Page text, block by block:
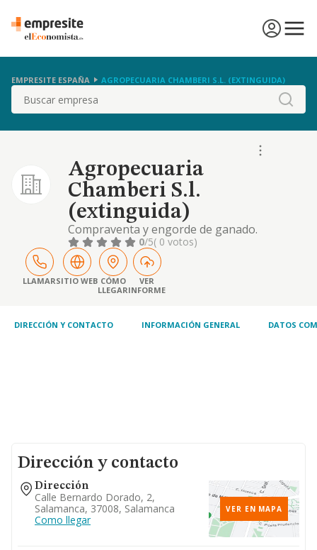
EMPRESITE ESPAÑA AGROPECUARIA CHAMBERI S.L. (EXTINGUIDA)
Buscar
Agropecuaria
Chamberi S.l.
(extinguida)
Compraventa y engorde de ganado.
0/5( 0 votos)
LLAMARSITIO WEB CÓMO
LLEGAR
VER
INFORME
DIRECCIÓN Y CONTACTO INFORMACIÓN GENERAL DATOS
Dirección y contacto
Dirección
Calle Bernardo Dorado, 2,
Salamanca, 37008, Salamanca
Como llegar
VER EN MAPA